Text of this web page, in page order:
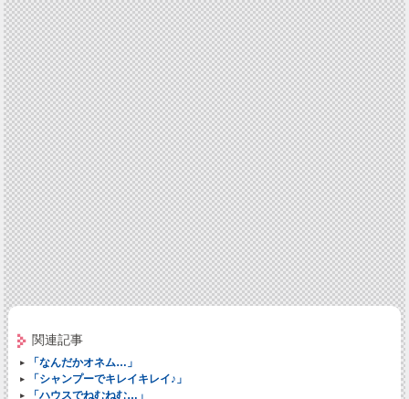
関連記事
「なんだかオネム…」
「シャンプーでキレイキレイ♪」
「ハウスでねむねむ…」